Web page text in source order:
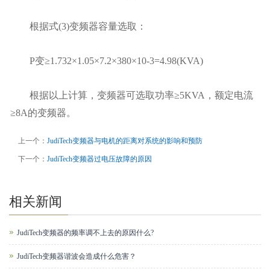
根据式(3)变频器容量选取：
P变≥1.732×1.05×7.2×380×10-3=4.98(KVA)
根据以上计算，变频器可选取功率≥5KVA，额定电流
≥8A的变频器。
上一个： JudiTech变频器与电机的距离对系统的影响和预防
下一个： JudiTech变频器过电压故障的原因
相关新闻
JudiTech变频器的频率调不上去的原因什么?
JudiTech变频器谐波会造成什么危害？